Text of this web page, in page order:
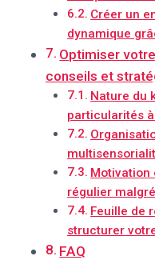
Créer un
dynamique
Optimiser
conseils et
Nature du
particularités
Motivation
régulier
Feuille de
structurer
FAQ